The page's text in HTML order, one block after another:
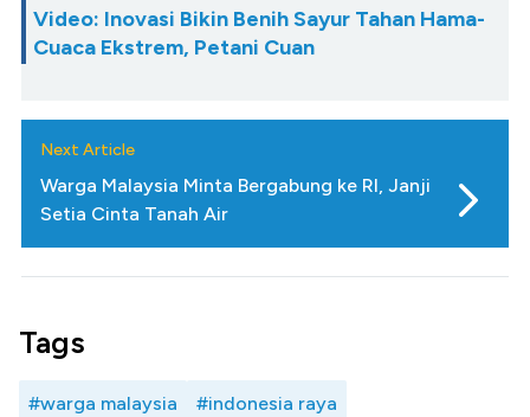
Video: Inovasi Bikin Benih Sayur Tahan Hama-
Cuaca Ekstrem, Petani Cuan
Next Article
Warga Malaysia Minta Bergabung ke RI, Janji
Setia Cinta Tanah Air
Tags
#warga malaysia #indonesia raya